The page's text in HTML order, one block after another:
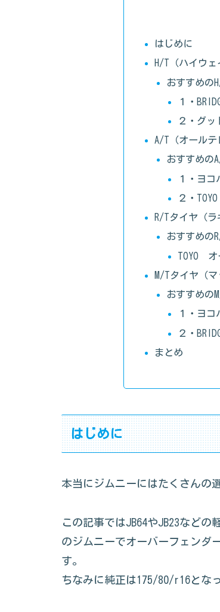
はじめに
H/T（ハイウェ
おすすめの
１・
２・グ
A/T（オールテ
おすすめの
１・ヨ
２・
R/Tタイヤ（ラ
おすすめの
TOYO
M/Tタイヤ（マ
おすすめの
１・ヨ
２・
まとめ
はじめに
本当にジムニーにはたくさんの
この記事ではJB64やJB23など
のジムニーでオーバーフェンダ
す。
ちなみに純正は175/80/r16とな